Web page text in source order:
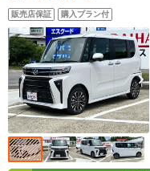
販売店保証 購入プラン付